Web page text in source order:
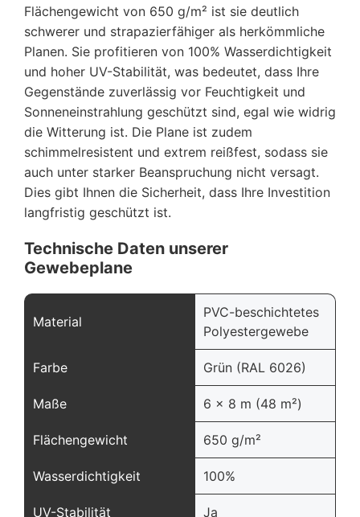
Flächengewicht von 650 g/m² ist sie deutlich
schwerer und strapazierfähiger als herkömmliche
Planen. Sie profitieren von 100% Wasserdichtigkeit
und hoher UV-Stabilität, was bedeutet, dass Ihre
Gegenstände zuverlässig vor Feuchtigkeit und
Sonneneinstrahlung geschützt sind, egal wie widrig
die Witterung ist. Die Plane ist zudem
schimmelresistent und extrem reißfest, sodass sie
auch unter starker Beanspruchung nicht versagt.
Dies gibt Ihnen die Sicherheit, dass Ihre Investition
langfristig geschützt ist.
Technische Daten unserer
Gewebeplane
Material
PVC-beschichtetes
Polyestergewebe
Farbe Grün (RAL 6026)
Maße 6 x 8 m (48 m²)
Flächengewicht 650 g/m²
Wasserdichtigkeit 100%
UV-Stabilität Ja